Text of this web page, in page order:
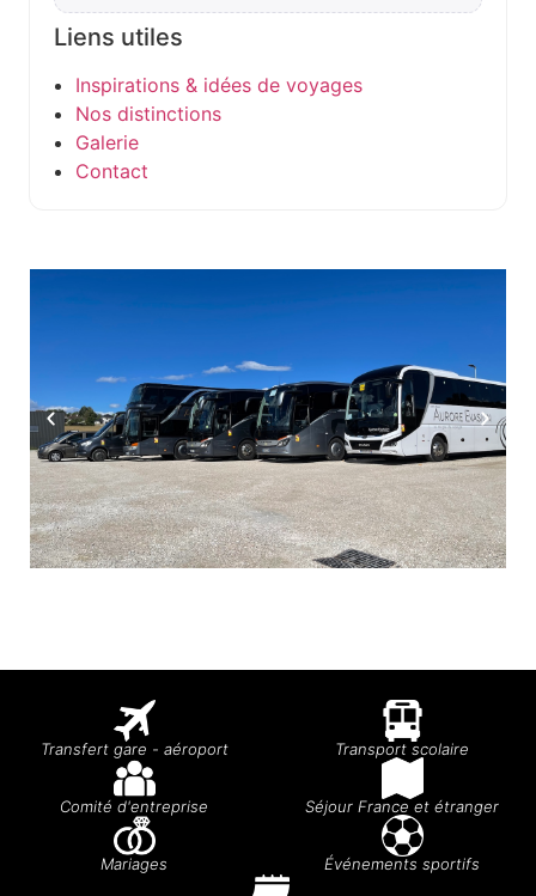
Liens utiles
Inspirations & idées de voyages
Nos distinctions
Galerie
Contact
Transfert gare - aéroport Transport scolaire
Comité d'entreprise Séjour France et étranger
Mariages Événements sportifs